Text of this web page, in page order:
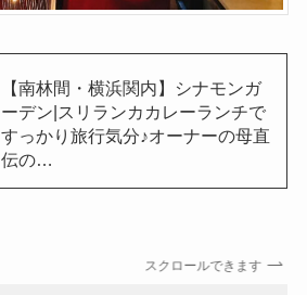
【南林間・横浜関内】シナモンガ
ーデン|スリランカカレーランチで
すっかり旅行気分♪オーナーの母直
伝の…
スクロールできます